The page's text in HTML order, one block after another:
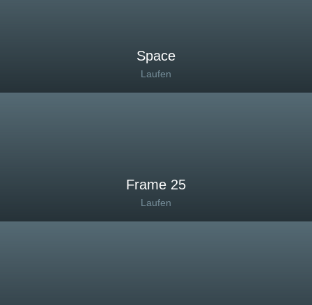
Space
Laufen
Frame 25
Laufen